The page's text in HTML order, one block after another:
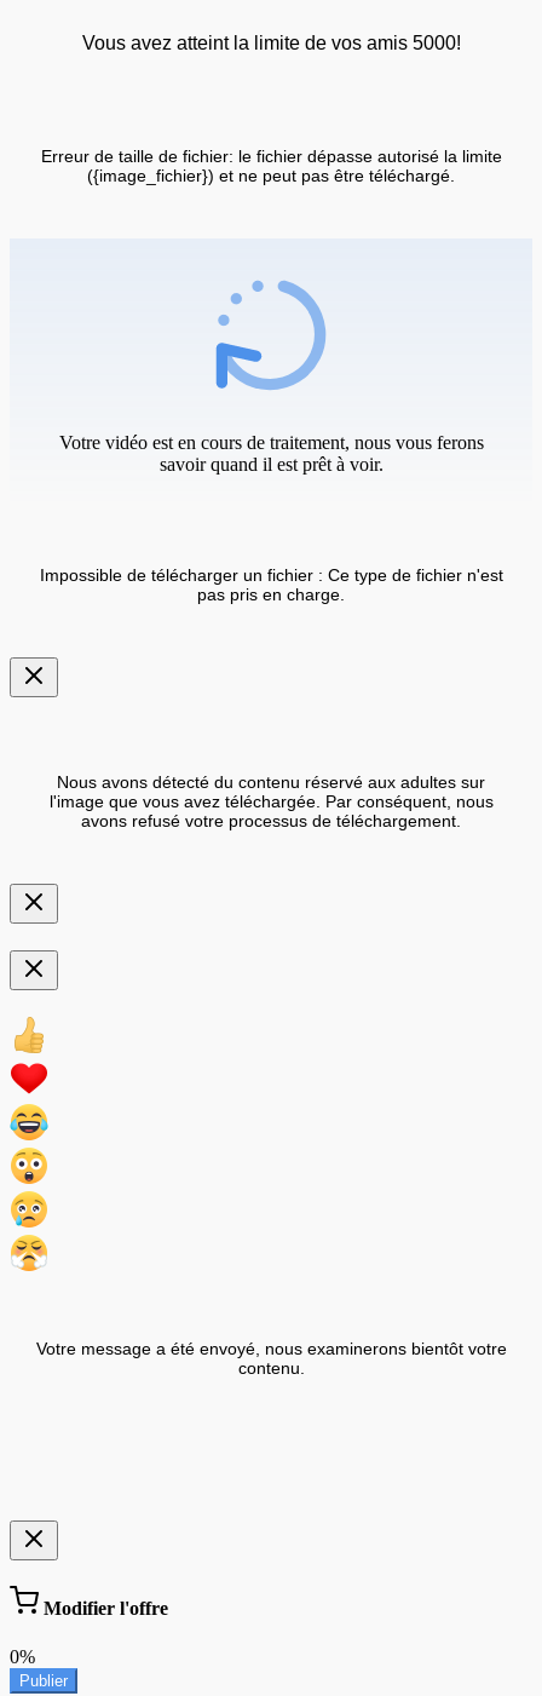
Vous avez atteint la limite de vos amis 5000!
Erreur de taille de fichier: le fichier dépasse autorisé la limite
({image_fichier}) et ne peut pas être téléchargé.
Votre vidéo est en cours de traitement, nous vous ferons
savoir quand il est prêt à voir.
Impossible de télécharger un fichier : Ce type de fichier n'est
pas pris en charge.
Nous avons détecté du contenu réservé aux adultes sur
l'image que vous avez téléchargée. Par conséquent, nous
avons refusé votre processus de téléchargement.
Votre message a été envoyé, nous examinerons bientôt votre
contenu.
Modifier l'offre
0%
Publier